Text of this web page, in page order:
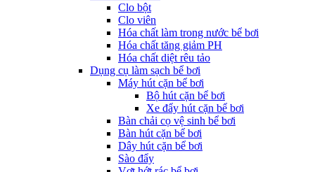
Clo bột
Clo viên
Hóa chất làm trong nước bể bơi
Hóa chất tăng giảm PH
Hóa chất diệt rêu tảo
Dụng cụ làm sạch bể bơi
Máy hút cặn bể bơi
Bộ hút cặn bể bơi
Xe đẩy hút cặn bể bơi
Bàn chải cọ vệ sinh bể bơi
Bàn hút cặn bể bơi
Dây hút cặn bể bơi
Sào đẩy